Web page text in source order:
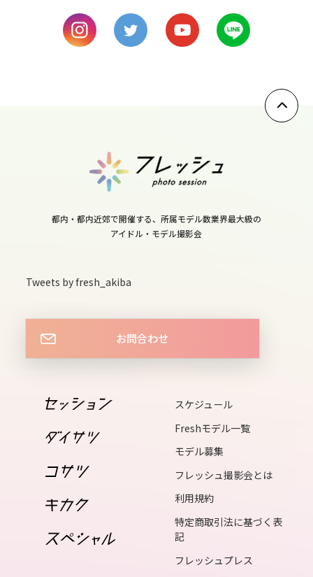
9
13
sun
mon
16
17
wed
18
19
fri
20
sat
都内・都内近郊で開催する、所属モデル数業界最大級の
アイドル・モデル撮影会
Tweets by fresh_akiba
お問合わせ
スケジュール
Freshモデル一覧
モデル募集
フレッシュ撮影会とは
利用規約
特定商取引法に基づく表
記
フレッシュプレス